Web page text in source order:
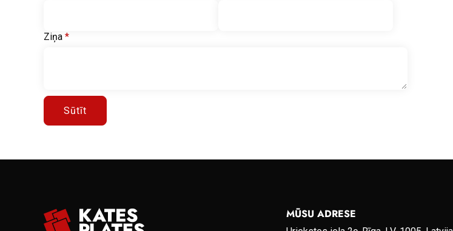
Ziņa *
Sūtīt
MŪSU ADRESE